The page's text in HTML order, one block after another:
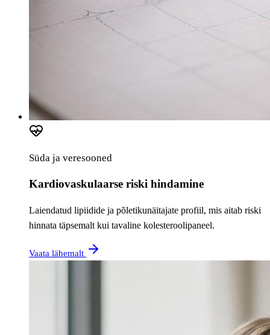
Süda ja veresooned
Kardiovaskulaarse riski hindamine
Laiendatud lipiidide ja põletikunäitajate profiil, mis aitab riski
hinnata täpsemalt kui tavaline kolesteroolipaneel.
Vaata lähemalt